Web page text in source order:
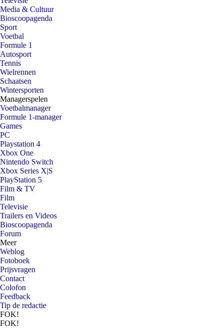
Media & Cultuur
Bioscoopagenda
Sport
Voetbal
Formule 1
Autosport
Tennis
Wielrennen
Schaatsen
Wintersporten
Managerspelen
Voetbalmanager
Formule 1-manager
Games
PC
Playstation 4
Xbox One
Nintendo Switch
Xbox Series X|S
PlayStation 5
Film & TV
Film
Televisie
Trailers en Videos
Bioscoopagenda
Forum
Meer
Weblog
Fotoboek
Prijsvragen
Contact
Colofon
Feedback
Tip de redactie
FOK!
FOK!